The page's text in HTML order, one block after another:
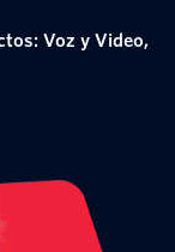
Voz y Video,